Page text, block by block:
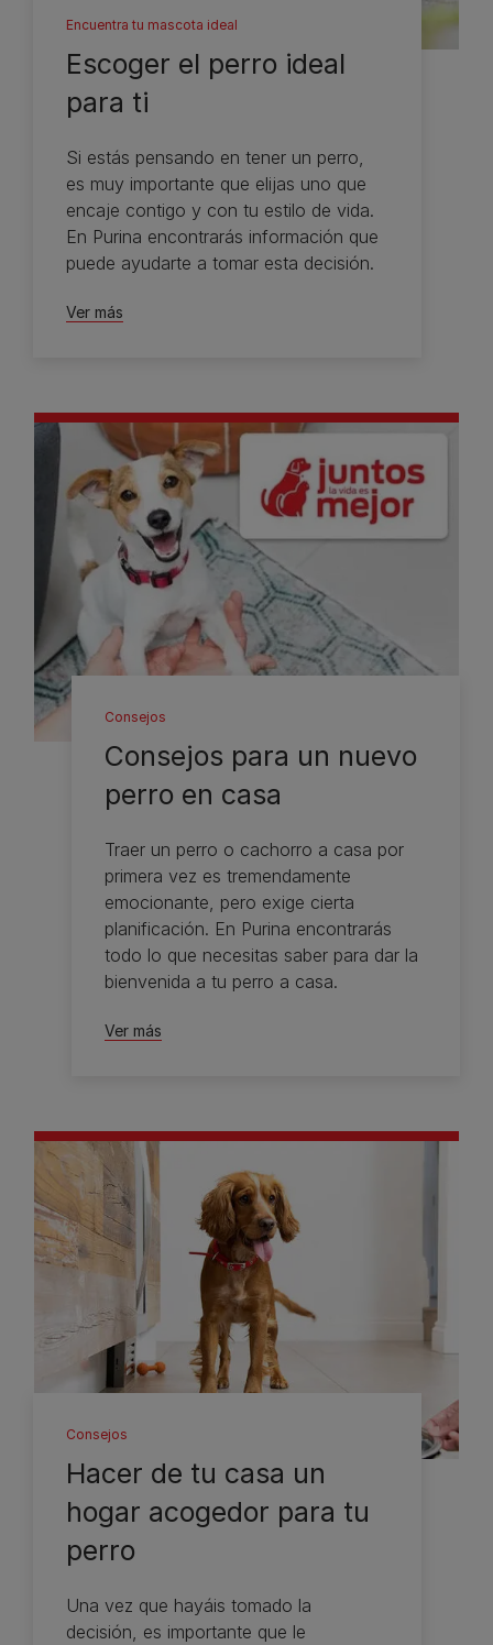
Encuentra tu mascota ideal
Escoger el perro ideal
para ti
Si estás pensando en tener un perro,
es muy importante que elijas uno que
encaje contigo y con tu estilo de vida.
En Purina encontrarás información que
puede ayudarte a tomar esta decisión.
Ver más
Consejos
Consejos para un nuevo
perro en casa
Traer un perro o cachorro a casa por
primera vez es tremendamente
emocionante, pero exige cierta
planificación. En Purina encontrarás
todo lo que necesitas saber para dar la
bienvenida a tu perro a casa.
Ver más
Consejos
Hacer de tu casa un
hogar acogedor para tu
perro
Una vez que hayáis tomado la
decisión, es importante que le